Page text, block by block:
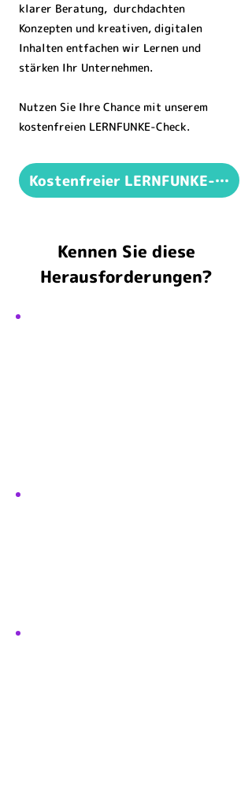
klarer Beratung, durchdachten
Konzepten und kreativen, digitalen
Inhalten entfachen wir Lernen und
stärken Ihr Unternehmen.
Nutzen Sie Ihre Chance mit unserem
kostenfreien LERNFUNKE-Check.
Kostenfreier LERNFUNKE-Check
Kennen Sie diese
Herausforderungen?